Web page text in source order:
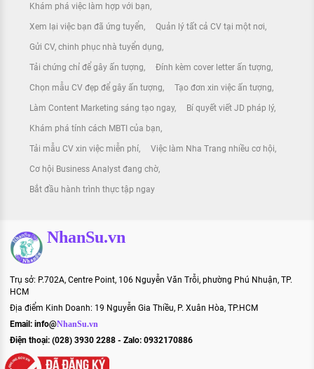
Khám phá việc làm hợp với bạn
Xem lại việc bạn đã ứng tuyển Quản lý tất cả CV tại một nơi
Gửi CV, chinh phục nhà tuyển dụng
Tải chứng chỉ để gây ấn tượng Đính kèm cover letter ấn tượng
Chọn mẫu CV đẹp để gây ấn tượng Tạo đơn xin việc ấn tượng
Làm Content Marketing sáng tạo ngay Bí quyết viết JD pháp lý
Khám phá tính cách MBTI của bạn
Tải mẫu CV xin việc miễn phí Việc làm Nha Trang nhiều cơ hội
Cơ hội Business Analyst đang chờ
Bắt đầu hành trình thực tập ngay
NhanSu.vn
Trụ sở: P.702A, Centre Point, 106 Nguyễn Văn Trỗi, phường Phú Nhuận, TP.
HCM
Địa điểm Kinh Doanh: 19 Nguyễn Gia Thiều, P. Xuân Hòa, TP.HCM
Email: info@NhanSu.vn
Điện thoại: (028) 3930 2288 - Zalo: 0932170886